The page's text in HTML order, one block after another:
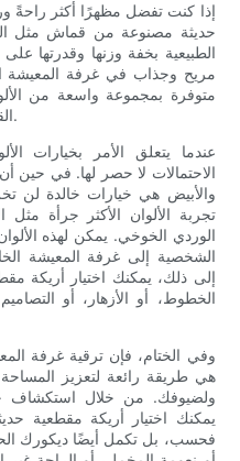
إذا كنت تفضل مظهرًا أكثر راحةً
حديثة مصنوعة من قماش مثل
الطبيعية بخفة وزنها وقدرتها
مريح وجذاب في غرفة المعيشة
متوفرة بمجموعة واسعة من
القماش الذي يعكس أسلوبك الشخصي.
عندما يتعلق الأمر بخيارات
الاحتمالات لا حصر لها. في حين أن
والأبيض هي خيارات خالدة لن
تجربة الألوان الأكثر جرأة
الوردي الخوخي. يمكن لهذه
الشخصية إلى غرفة المعيشة
إلى ذلك، يمكنك اختيار أريكة
الخطوط، أو الأزهار، أو
وفي الختام، فإن ترقية غرفة
هي طريقة رائعة لتعزيز
ولضيوفك. من خلال استكشاف
يمكنك اختيار أريكة مقطعية
فحسب، بل تكمل أيضًا ديكورك